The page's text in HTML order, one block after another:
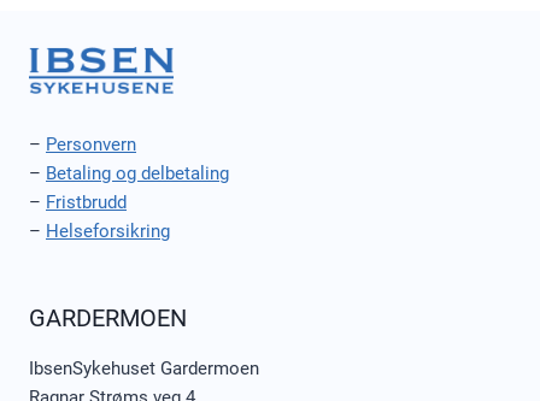
– Personvern
– Betaling og delbetaling
– Fristbrudd
– Helseforsikring
GARDERMOEN
IbsenSykehuset Gardermoen